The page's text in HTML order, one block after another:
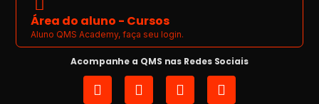
Área do aluno - Cursos
Aluno QMS Academy, faça seu login.
Acompanhe a QMS nas Redes Sociais
I
n
L
i
Y
o
F
a